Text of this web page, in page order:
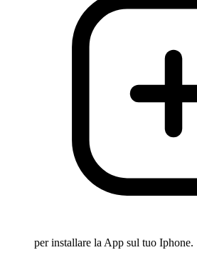
per installare la App sul tuo Iphone.